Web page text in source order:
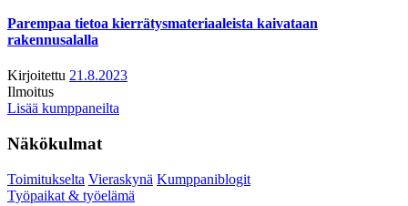
Parempaa tietoa kierrätysmateriaaleista kaivataan
rakennusalalla
Kirjoitettu 21.8.2023
Ilmoitus
Lisää kumppaneilta
Näkökulmat
Toimitukselta Vieraskynä Kumppaniblogit
Työpaikat & työelämä